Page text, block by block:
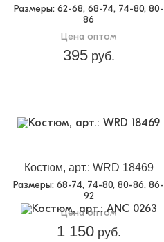
Размеры: 62-68, 68-74, 74-80, 80-
86
Цена оптом
395руб.
Костюм, арт.: WRD 18469
Размеры: 68-74, 74-80, 80-86, 86-
92
Цена оптом
1 150руб.